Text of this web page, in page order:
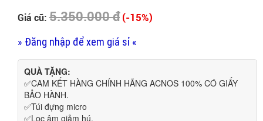
Giá cũ: 5.350.000 đ (-15%)
» Đăng nhập để xem giá sỉ «
QUÀ TẶNG:
✅CAM KẾT HÀNG CHÍNH HÃNG ACNOS 100% CÓ GIẤY
BẢO HÀNH.
✅Túi đựng micro
✅Lọc âm giảm hú.